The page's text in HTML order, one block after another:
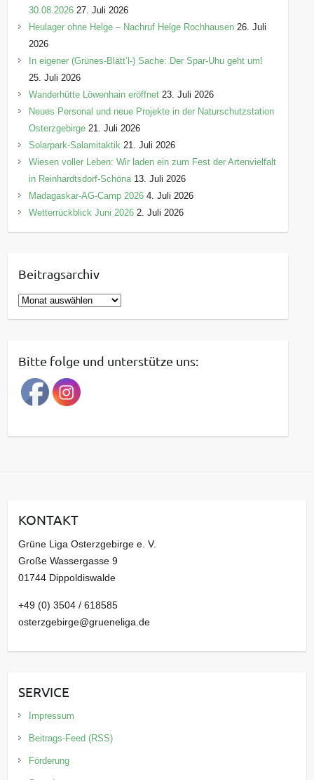
30.08.2026 27. Juli 2026
Heulager ohne Helge – Nachruf Helge Rochhausen 26. Juli
2026
In eigener (Grünes-Blätt’l-) Sache: Der Spar-Uhu geht um!
25. Juli 2026
Wanderhütte Löwenhain eröffnet 23. Juli 2026
Neues Personal und neue Projekte in der Naturschutzstation
Osterzgebirge 21. Juli 2026
Solarpark-Salamitaktik 21. Juli 2026
Wiesen voller Leben: Wir laden ein zum Fest der Artenvielfalt
in Reinhardtsdorf-Schöna 13. Juli 2026
Madagaskar-AG-Camp 2026 4. Juli 2026
Wetterrückblick Juni 2026 2. Juli 2026
Beitragsarchiv
B
e
r
a
g
a
v
Bitte folge und unterstütze uns:
KONTAKT
Grüne Liga Osterzgebirge e. V.
Große Wassergasse 9
01744 Dippoldiswalde
+49 (0) 3504 / 618585
osterzgebirge@grueneliga.de
SERVICE
Impressum
Beitrags-Feed (RSS)
Förderung